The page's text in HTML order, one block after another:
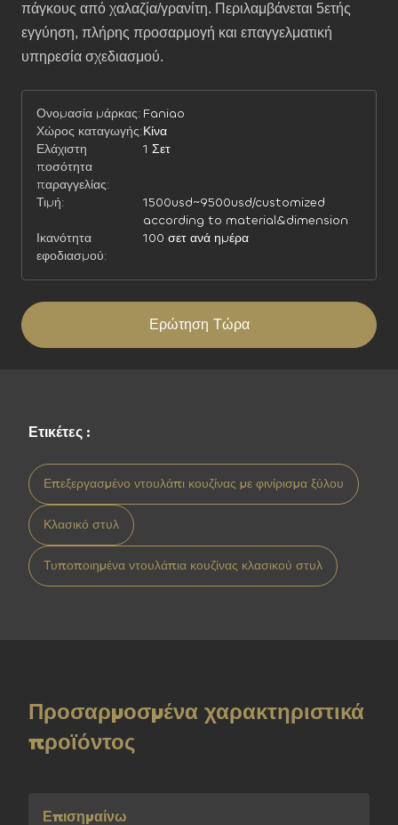
πάγκους από χαλαζία/γρανίτη. Περιλαμβάνεται 5ετής
εγγύηση, πλήρης προσαρμογή και επαγγελματική
υπηρεσία σχεδιασμού.
Ονομασία μάρκας: Faniao
Χώρος καταγωγής:Κίνα
Ελάχιστη
ποσότητα
παραγγελίας:
1 Σετ
Τιμή:
1500usd~9500usd/customized
according to material&dimension
Ικανότητα
εφοδιασμού:
100 σετ ανά ημέρα
Ερώτηση Τώρα
Ετικέτες :
Επεξεργασμένο ντουλάπι κουζίνας με φινίρισμα ξύλου
Κλασικό στυλ
Τυποποιημένα ντουλάπια κουζίνας κλασικού στυλ
Προσαρμοσμένα χαρακτηριστικά
προϊόντος
Επισημαίνω